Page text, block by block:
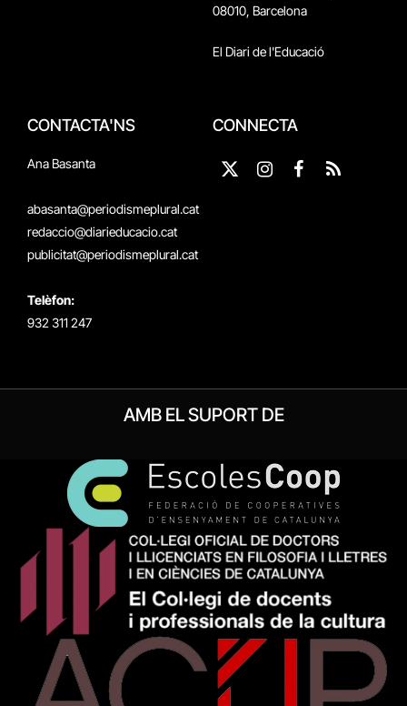
08010, Barcelona
El Diari de l'Educació
CONTACTA'NS
Ana Basanta
abasanta@periodismeplural.cat
redaccio@diarieducacio.cat
publicitat@periodismeplural.cat
Telèfon:
932 311 247
CONNECTA
X
InstagramFacebook
RSS
AMB EL SUPORT DE